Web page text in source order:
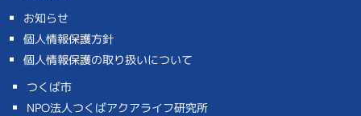
お知らせ
個人情報保護方針
個人情報保護の取り扱いについて
つくば市
NPO法人つくばアクアライフ研究所